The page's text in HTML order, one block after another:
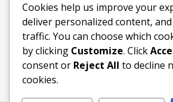
Cookies help us improve your
deliver personalized content,
traffic. You can choose which
by clicking Customize. Click
consent or Reject All to decline
cookies.